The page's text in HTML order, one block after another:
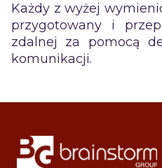
Każdy z wyżej
przygotowany i
zdalnej za pomocą
komunikacji.